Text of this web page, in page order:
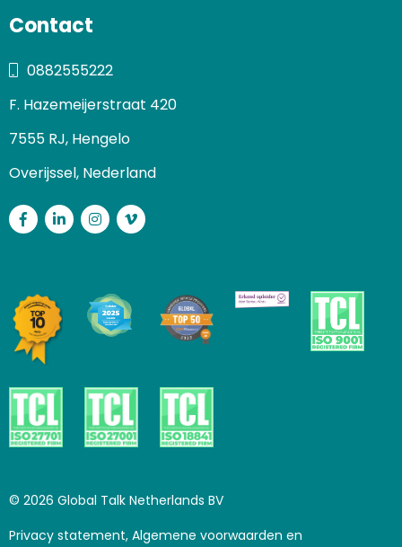
Contact
0882555222
F. Hazemeijerstraat 420
7555 RJ, Hengelo
Overijssel, Nederland
Facebook
LinkedInInstagram
Vimeo
© 2026 Global Talk Netherlands BV
Privacy statement, Algemene voorwaarden en